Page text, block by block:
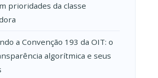
prioridades da classe
a Convenção 193 da OIT: o
algorítmica e seus